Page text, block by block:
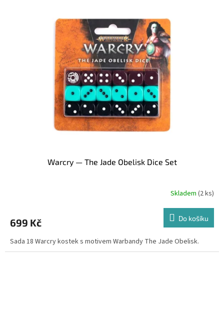
Warcry — The Jade Obelisk Dice Set
Skladem (2 ks)
699 Kč Do košíku
Sada 18 Warcry kostek s motivem Warbandy The Jade Obelisk.